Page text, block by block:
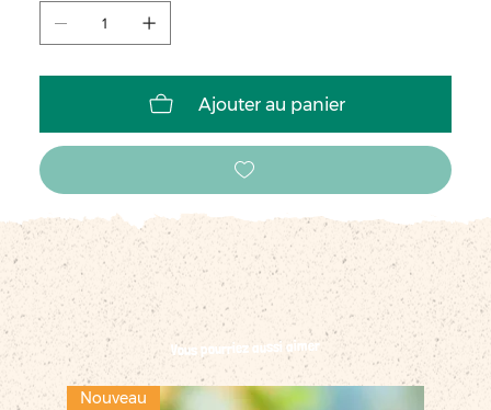
Ajouter au panier
Vous pourriez aussi aimer
Nouveau